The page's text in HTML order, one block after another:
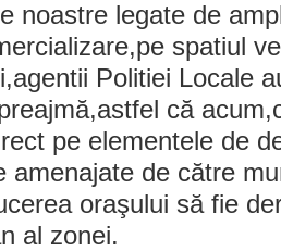
noastre legate de
spatiul
Politiei Locale
că
pe elementele de
amenajate de către
oraşului să fie
al zonei.